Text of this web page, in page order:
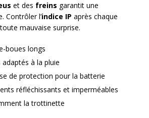
et des freins garantit une
Contrôler l’indice IP après chaque
mauvaise surprise.
boues longs
à la pluie
de protection pour la batterie
réfléchissants et imperméables
la trottinette